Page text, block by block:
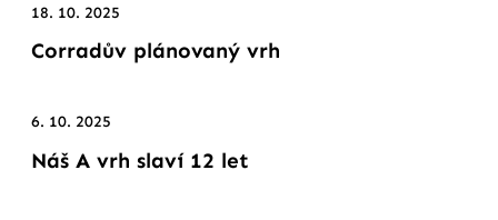
18. 10. 2025
Corradův plánovaný vrh
6. 10. 2025
Náš A vrh slaví 12 let